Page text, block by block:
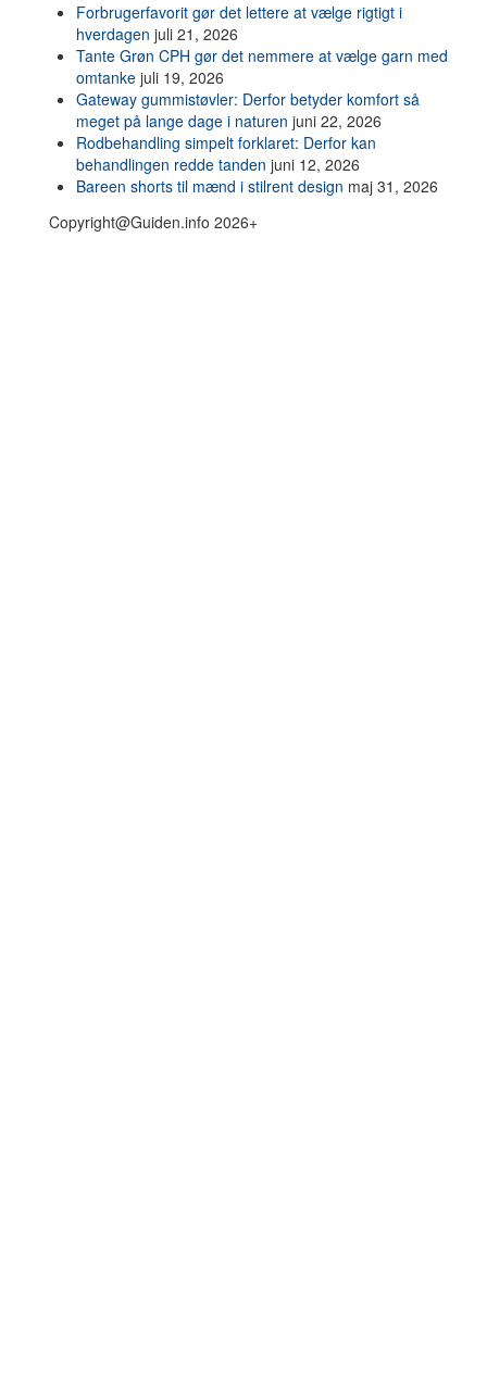
Forbrugerfavorit gør det lettere at vælge rigtigt i
hverdagen juli 21, 2026
Tante Grøn CPH gør det nemmere at vælge garn med
omtanke juli 19, 2026
Gateway gummistøvler: Derfor betyder komfort så
meget på lange dage i naturen juni 22, 2026
Rodbehandling simpelt forklaret: Derfor kan
behandlingen redde tanden juni 12, 2026
Bareen shorts til mænd i stilrent design maj 31, 2026
Copyright@Guiden.info 2026+